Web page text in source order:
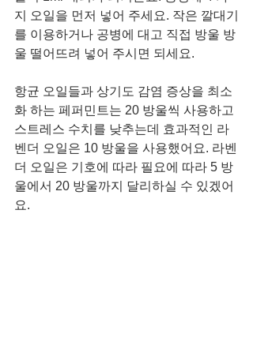
지 오일을 먼저 넣어 주세요. 작은 깔대기
를 이용하거나 공병에 대고 직접 방울 방
울 떨어뜨려 넣어 주시면 되세요.
항균 오일들과 상기도 감염 증상을 최소
화 하는 페퍼민트는 20 방울씩 사용하고
스트레스 수치를 낮추는데 효과적인 라
벤더 오일은 10 방울을 사용했어요. 라벤
더 오일은 기호에 따라 필요에 따라 5 방
울에서 20 방울까지 달리하실 수 있겠어
요.